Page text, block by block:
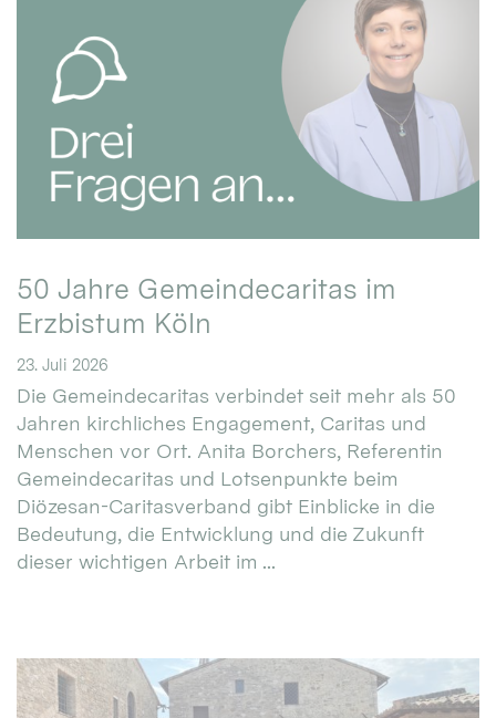
50 Jahre Gemeindecaritas im
Erzbistum Köln
23. Juli 2026
Die Gemeindecaritas verbindet seit mehr als 50
Jahren kirchliches Engagement, Caritas und
Menschen vor Ort. Anita Borchers, Referentin
Gemeindecaritas und Lotsenpunkte beim
Diözesan-Caritasverband gibt Einblicke in die
Bedeutung, die Entwicklung und die Zukunft
dieser wichtigen Arbeit im ...